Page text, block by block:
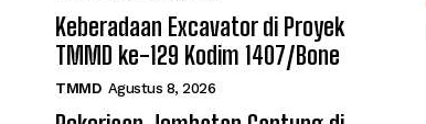
Keberadaan Excavator di Proyek
TMMD ke-129 Kodim 1407/Bone
TMMD Agustus 8, 2026